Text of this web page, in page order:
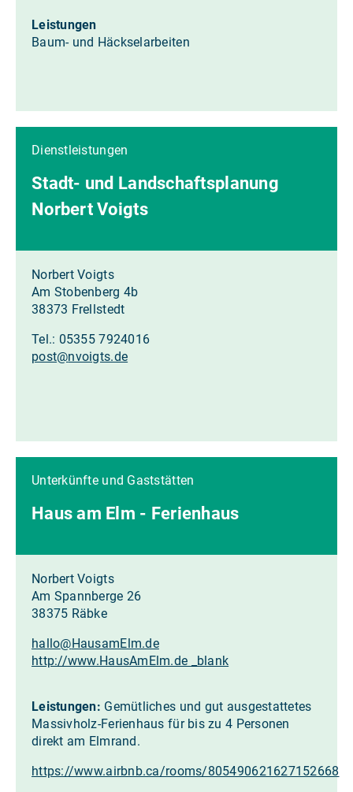
Leistungen
Baum- und Häckselarbeiten
Dienstleistungen
Stadt- und Landschaftsplanung
Norbert Voigts
Norbert Voigts
Am Stobenberg 4b
38373 Frellstedt
Tel.: 05355 7924016
post@nvoigts.de
Unterkünfte und Gaststätten
Haus am Elm - Ferienhaus
Norbert Voigts
Am Spannberge 26
38375 Räbke
hallo@HausamElm.de
http://www.HausAmElm.de _blank
Leistungen: Gemütliches und gut ausgestattetes
Massivholz-Ferienhaus für bis zu 4 Personen
direkt am Elmrand.
https://www.airbnb.ca/rooms/805490621627152668